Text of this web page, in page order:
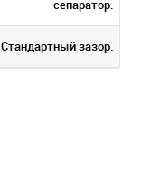
сепаратор.
Стандартный зазор.